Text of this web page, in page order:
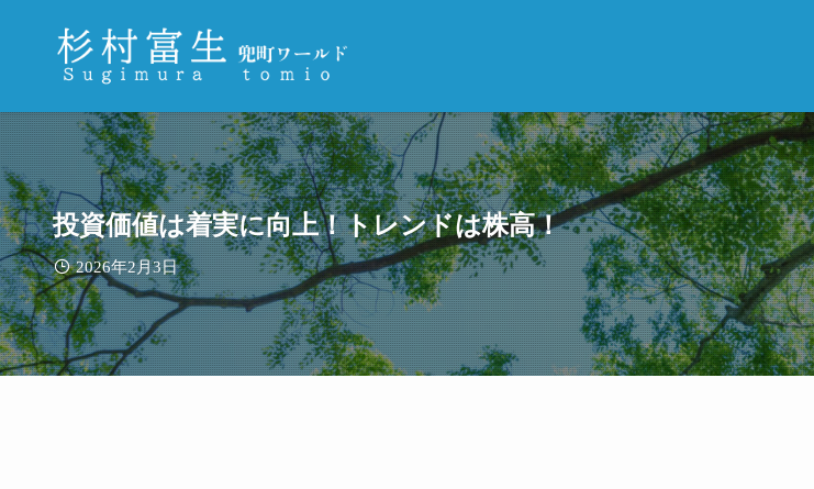
投資価値は着実に向上！トレンドは株高！
2026年2月3日